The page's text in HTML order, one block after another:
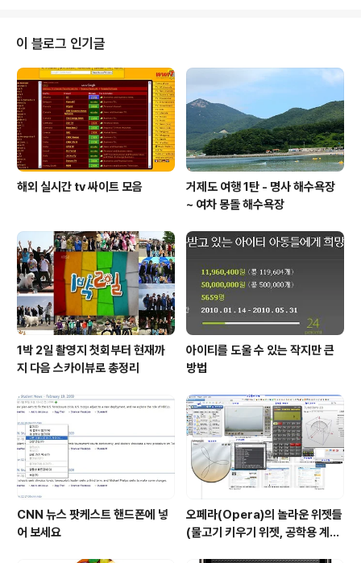
을 알게되었습니다. 예전에 한창 지구 온난화로 지구 명망
시계가 점점 12시를 향해 가고 있다고 이슈였는데, 요즘에
는 관련기사가 뜸하네요. 가장 최근 시간은 작년(08년 9
월)에 2분이 빨라진 9시 33분이라고 합니다. 평소에는 그
렇게 많이 생각하지는 않지만 오늘만큼음 이런 자료를 찾
아 보면서 지구가 얼마나 소중한지 한..
이 블로그 인기글
해외 실시간 tv 싸이트 모음
거제도 여행 1탄 - 명사 해수욕장
~ 여차 몽돌 해수욕장
1박 2일 촬영지 첫회부터 현재까
지 다음 스카이뷰로 총정리
아이티를 도울 수 있는 작지만 큰
방법
CNN 뉴스 팟케스트 핸드폰에 넣
어 보세요
오페라(Opera)의 놀라운 위젯들
(물고기 키우기 위젯, 공학용 계산